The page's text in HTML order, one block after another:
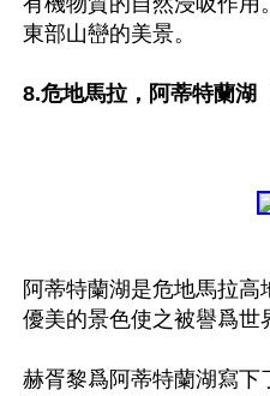
東部山巒的美景。
8.危地馬拉，阿蒂特蘭湖
阿蒂特蘭湖是危地馬拉
優美的景色使之被譽爲世
赫胥黎爲阿蒂特蘭湖寫下